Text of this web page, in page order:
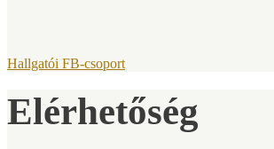
Hallgatói FB-csoport
Elérhetőség